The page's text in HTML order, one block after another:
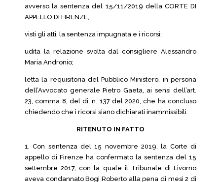
avverso la sentenza del 15/11/2019 della CORTE DI
APPELLO DI FIRENZE;
visti gli atti, la sentenza impugnata e i ricorsi;
udita la relazione svolta dal consigliere Alessandro
Maria Andronio;
letta la requisitoria del Pubblico Ministero, in persona
dell’Avvocato generale Pietro Gaeta, ai sensi dell’art.
23, comma 8, del di. n. 137 del 2020, che ha concluso
chiedendo che i ricorsi siano dichiarati inammissibili.
RITENUTO IN FATTO
1. Con sentenza del 15 novembre 2019, la Corte di
appello di Firenze ha confermato la sentenza del 15
settembre 2017, con la quale il Tribunale di Livorno
aveva condannato Bogi Roberto alla pena di mesi 2 di